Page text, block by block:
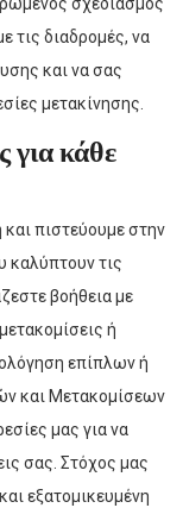
τις διαδρομές, να
και να σας
μετακίνησης.
για κάθε
και πιστεύουμε στην
καλύπτουν τις
βοήθεια με
ή
επίπλων ή
και Μετακομίσεων
μας για να
σας. Στόχος μας
εξατομικευμένη